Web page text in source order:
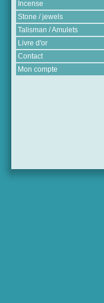
Incense
Stone / jewels
Talisman / Amulets
Livre d'or
Contact
Mon compte